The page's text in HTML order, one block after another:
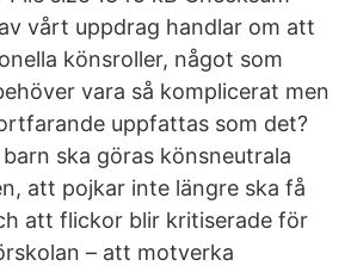
vårt uppdrag handlar om att
könsroller, något som
vara så komplicerat men
uppfattas som det?
ska göras könsneutrala
att pojkar inte längre ska få
att flickor blir kritiserade för
– att motverka